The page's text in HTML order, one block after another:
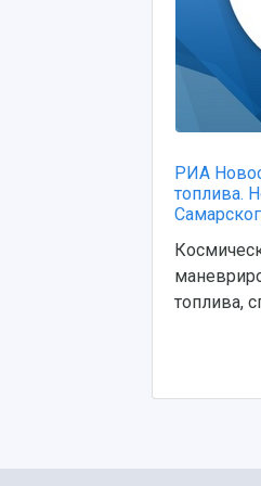
РИА
топлива.
топлива,